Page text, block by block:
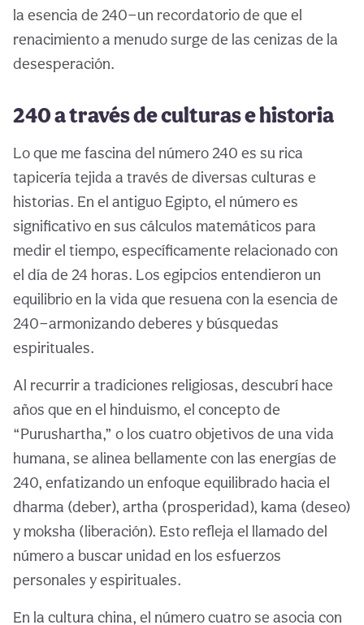
la esencia de 240—un recordatorio de que el
renacimiento a menudo surge de las cenizas de la
desesperación.
240 a través de culturas e historia
Lo que me fascina del número 240 es su rica
tapicería tejida a través de diversas culturas e
historias. En el antiguo Egipto, el número es
significativo en sus cálculos matemáticos para
medir el tiempo, específicamente relacionado con
el día de 24 horas. Los egipcios entendieron un
equilibrio en la vida que resuena con la esencia de
240—armonizando deberes y búsquedas
espirituales.
Al recurrir a tradiciones religiosas, descubrí hace
años que en el hinduismo, el concepto de
“Purushartha,” o los cuatro objetivos de una vida
humana, se alinea bellamente con las energías de
240, enfatizando un enfoque equilibrado hacia el
dharma (deber), artha (prosperidad), kama (deseo)
y moksha (liberación). Esto refleja el llamado del
número a buscar unidad en los esfuerzos
personales y espirituales.
En la cultura china, el número cuatro se asocia con